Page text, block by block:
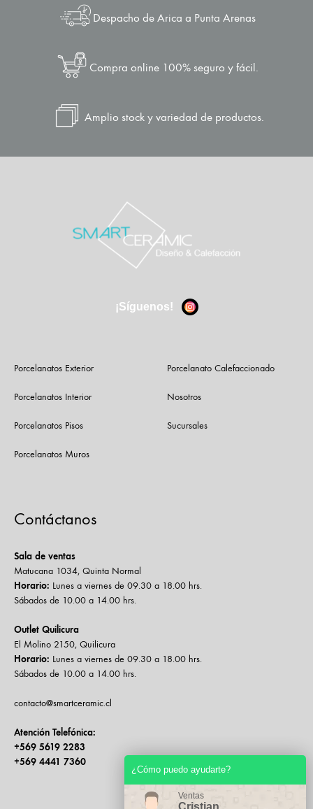
Despacho de Arica a Punta Arenas
Compra online 100% seguro y fácil.
Amplio stock y variedad de productos.
¡Síguenos!
Porcelanatos Exterior
Porcelanatos Interior
Porcelanatos Pisos
Porcelanatos Muros
Porcelanato Calefaccionado
Nosotros
Sucursales
Contáctanos
Sala de ventas
Matucana 1034, Quinta Normal
Horario: Lunes a viernes de 09.30 a 18.00 hrs.
Sábados de 10.00 a 14.00 hrs.
Outlet Quilicura
El Molino 2150, Quilicura
Horario: Lunes a viernes de 09.30 a 18.00 hrs.
Sábados de 10.00 a 14.00 hrs.
contacto@smartceramic.cl
Atención Telefónica:
+569 5619 2283
+569 4441 7360
¿Cómo puedo ayudarte?
Ventas
Cristian